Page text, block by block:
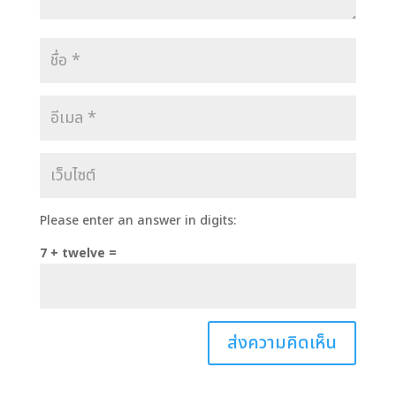
Please enter an answer in digits:
7 + twelve =